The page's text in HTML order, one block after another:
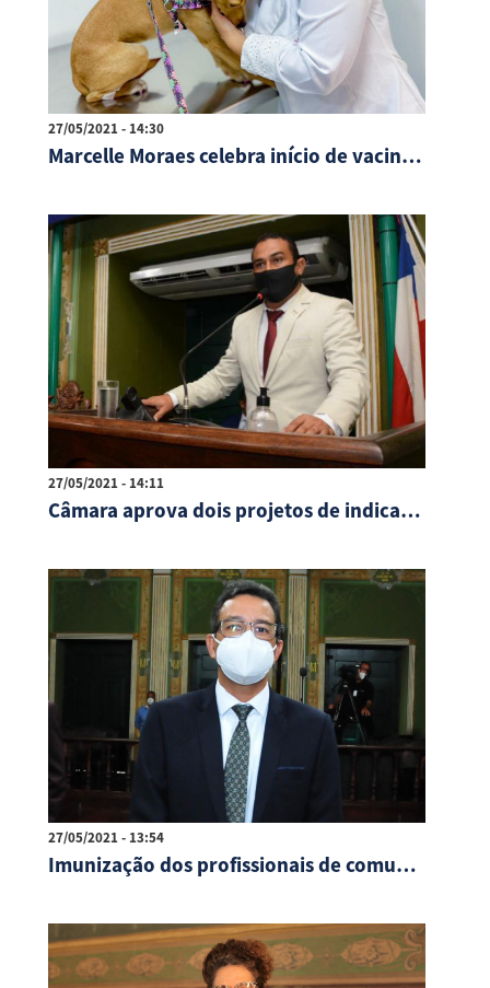
27/05/2021 - 14:30
Marcelle Moraes celebra início de vacinação de veterinários na Bahia
27/05/2021 - 14:11
Câmara aprova dois projetos de indicação de Tiago Ferreira
27/05/2021 - 13:54
Imunização dos profissionais de comunicação